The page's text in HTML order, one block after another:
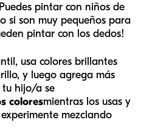
pintar con niños de
si son muy pequeños para
pintar con los dedos!
usa colores brillantes
y luego agrega más
tu hijo/a se
coloresmientras los usas y
mezclando